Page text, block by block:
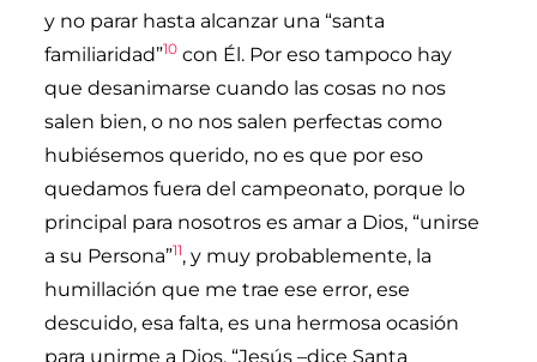
y no parar hasta alcanzar una “santa
familiaridad”10 con Él. Por eso tampoco hay
que desanimarse cuando las cosas no nos
salen bien, o no nos salen perfectas como
hubiésemos querido, no es que por eso
quedamos fuera del campeonato, porque lo
principal para nosotros es amar a Dios, “unirse
a su Persona”11, y muy probablemente, la
humillación que me trae ese error, ese
descuido, esa falta, es una hermosa ocasión
para unirme a Dios. “Jesús –dice Santa